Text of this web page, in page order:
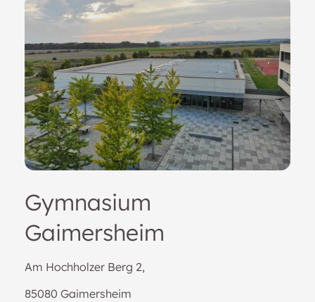
Gymnasium
Gaimersheim
Am Hochholzer Berg 2,
85080 Gaimersheim